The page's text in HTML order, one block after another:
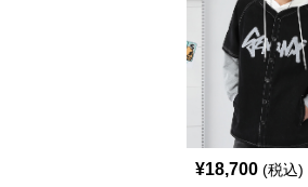
¥18,700 (税込)